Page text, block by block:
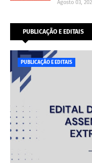
Agosto 03,
PUBLICAÇÃO E EDITAIS
PUBLICAÇÃO E EDITAIS